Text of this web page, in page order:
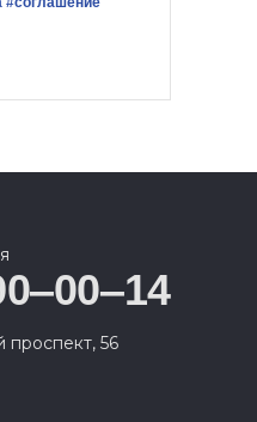
проспект, 56